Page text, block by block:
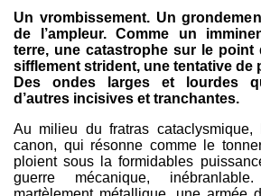
Un vrombissement. Un
de l’ampleur. Comme un
terre, une catastrophe sur le point
sifflement strident, une tentative de
Des ondes larges et lourdes
d’autres incisives et tranchantes.
Au milieu du fratras
canon, qui résonne comme le
ploient sous la formidables
guerre mécanique,